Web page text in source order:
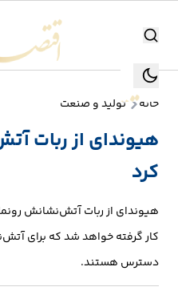
جستجو
تولید
صنعت
انرژی
خانه تولید و صنعت
هیوندای از ربات
کرد
هیوندای از ربات آتش‌نشانش
کار گرفته خواهد شد که برای
دسترس هستند.